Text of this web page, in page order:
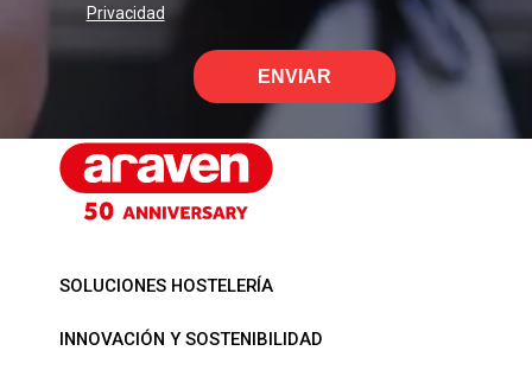
Privacidad
ENVIAR
SOLUCIONES HOSTELERÍA
INNOVACIÓN Y SOSTENIBILIDAD